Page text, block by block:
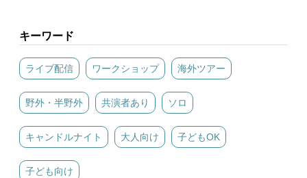
キーワード
ライブ配信 ワークショップ 海外ツアー
野外・半野外 共演者あり ソロ
キャンドルナイト 大人向け 子どもOK
子ども向け